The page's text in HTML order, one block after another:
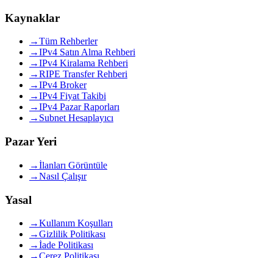
Kaynaklar
→Tüm Rehberler
→IPv4 Satın Alma Rehberi
→IPv4 Kiralama Rehberi
→RIPE Transfer Rehberi
→IPv4 Broker
→IPv4 Fiyat Takibi
→IPv4 Pazar Raporları
→ Subnet Hesaplayıcı
Pazar Yeri
→İlanları Görüntüle
→Nasıl Çalışır
Yasal
→Kullanım Koşulları
→Gizlilik Politikası
→İade Politikası